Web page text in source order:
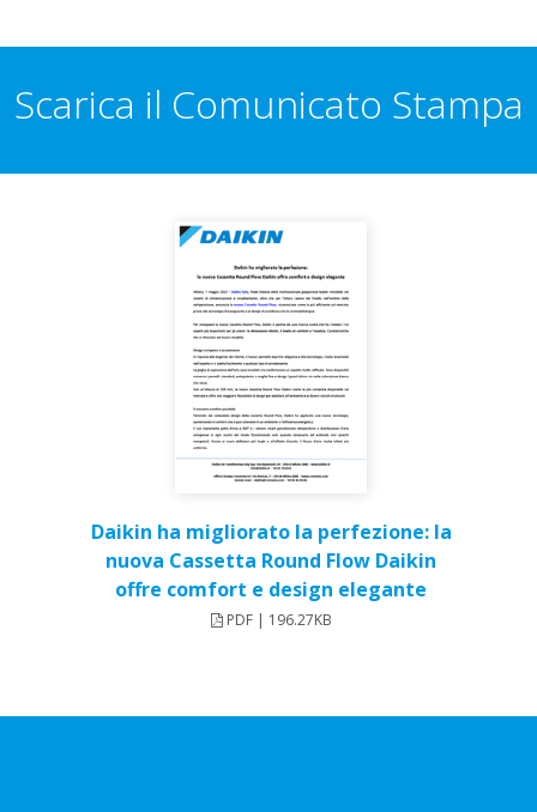
Scarica il Comunicato Stampa
Daikin ha migliorato la perfezione: la
nuova Cassetta Round Flow Daikin
offre comfort e design elegante
PDF | 196.27KB